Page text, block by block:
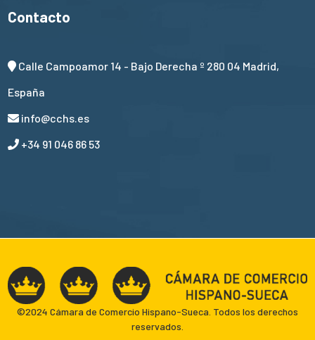
Contacto
Calle Campoamor 14 - Bajo Derecha º 280 04 Madrid,
España
info@cchs.es
+34 91 046 86 53
©2024 Cámara de Comercio Hispano-Sueca. Todos los derechos
reservados.